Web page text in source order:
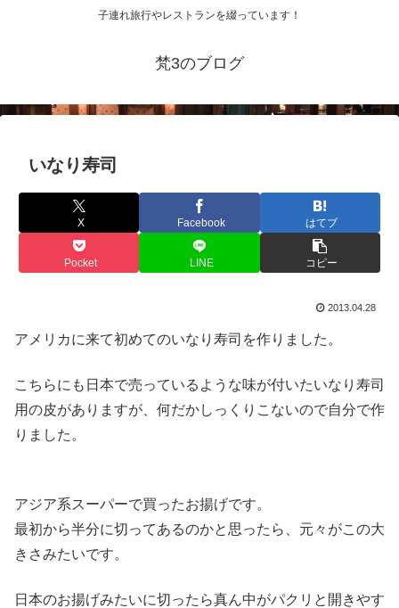
子連れ旅行やレストランを綴っています！
梵3のブログ
いなり寿司
X Facebook はてブ
Pocket LINE コピー
2013.04.28
アメリカに来て初めてのいなり寿司を作りました。
こちらにも日本で売っているような味が付いたいなり寿司
用の皮がありますが、何だかしっくりこないので自分で作
りました。
アジア系スーパーで買ったお揚げです。
最初から半分に切ってあるのかと思ったら、元々がこの大
きさみたいです。
日本のお揚げみたいに切ったら真ん中がパクリと開きやす